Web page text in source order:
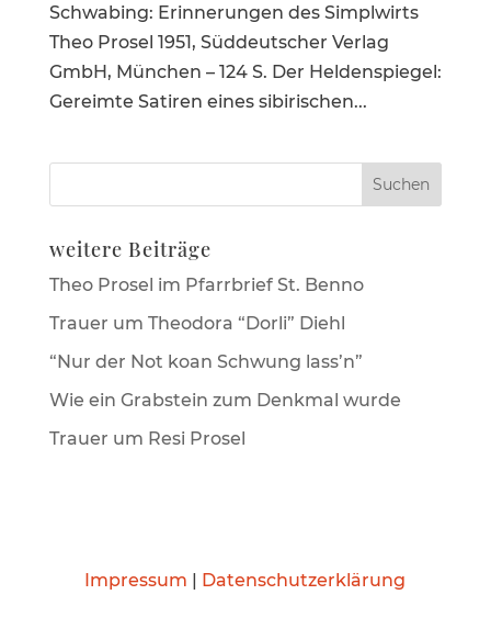
Schwa­bing: Erinne­rungen des Simpl­wirts
Theo Prosel 1951, Süddeut­scher Verlag
GmbH, München – 124 S. Der Helden­spiegel:
Gereimte Satiren eines sibiri­schen...
weitere Beiträge
Theo Prosel im Pfarrbrief St. Benno
Trauer um Theodora “Dorli” Diehl
“Nur der Not koan Schwung lass’n”
Wie ein Grabstein zum Denkmal wurde
Trauer um Resi Prosel
Impressum | Datenschutzerklärung